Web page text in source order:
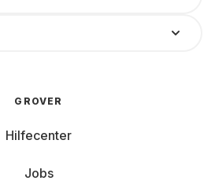
GROVER
Hilfecenter
Jobs